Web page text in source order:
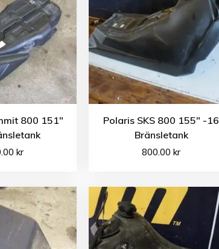
800 151″
kr
Polaris SKS 800 155″ -16
Bränsletank
800.00kr